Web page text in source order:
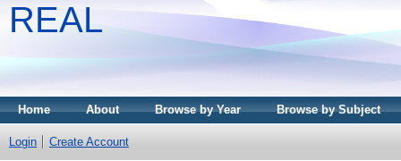
REAL
Home About Browse by Year Browse by Subject
Login Create Account